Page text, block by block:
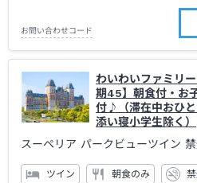
お問い合わせコード
わいわいファミリ
期45】朝食付・お
付♪（滞在中おひ
添い寝小学生除く）
スーペリア パークビューツイン
ツイン 朝食のみ